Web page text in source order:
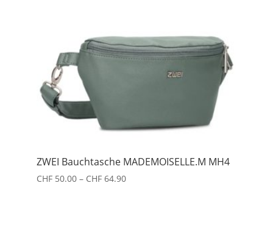
ZWEI Bauchtasche MADEMOISELLE.M MH4
CHF50.00 – CHF64.90Preisspanne: